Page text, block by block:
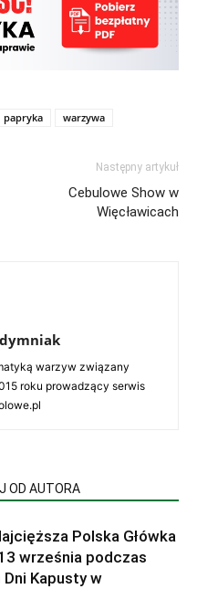
papryka warzywa
Następny artykuł
Cebulowe Show w
Więcławicach
warzyw związany
roku prowadzący serwis
OD AUTORA
Polska Główka
września podczas
Kapusty w